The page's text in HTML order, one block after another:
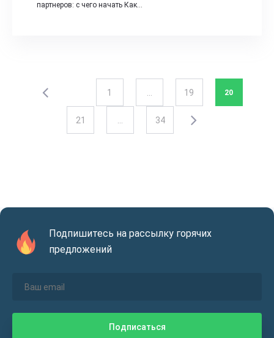
партнеров: с чего начать Как…
1 19 20
21 34
Подпишитесь на рассылку горячих
предложений